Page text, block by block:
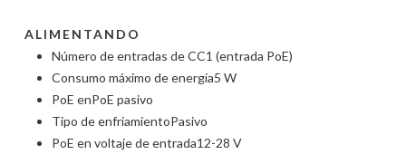
ALIMENTANDO
Número de entradas de CC1 (entrada PoE)
Consumo máximo de energía5 W
PoE enPoE pasivo
Tipo de enfriamientoPasivo
PoE en voltaje de entrada12-28 V